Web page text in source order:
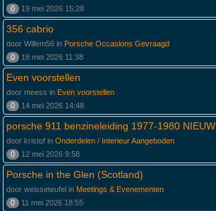
0
19 mei 2026 15:28
356 cabrio
door Willem56 in Porsche Occasions Gevraagd
0
18 mei 2026 11:38
Even voorstellen
door meess in Even voorstellen
0
14 mei 2026 14:48
porsche 911 benzineleiding 1977-1980 NIEUW
door kristof in Onderdelen / Interieur Aangeboden
0
12 mei 2026 9:58
Porsche in the Glen (Scotland)
door weisseteufel in Meetings & Evenementen
0
11 mei 2026 18:55